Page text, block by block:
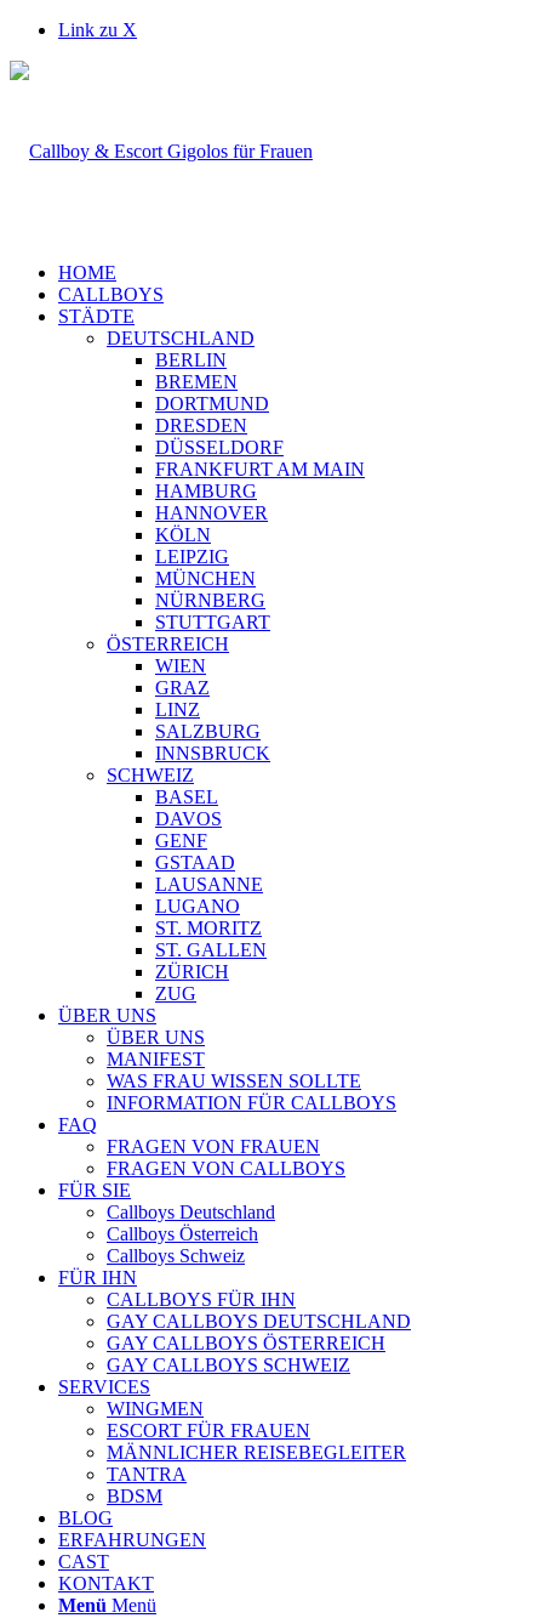
Link zu X
HOME
CALLBOYS
STÄDTE
DEUTSCHLAND
BERLIN
BREMEN
DORTMUND
DRESDEN
DÜSSELDORF
FRANKFURT AM MAIN
HAMBURG
HANNOVER
KÖLN
LEIPZIG
MÜNCHEN
NÜRNBERG
STUTTGART
ÖSTERREICH
WIEN
GRAZ
LINZ
SALZBURG
INNSBRUCK
SCHWEIZ
BASEL
DAVOS
GENF
GSTAAD
LAUSANNE
LUGANO
ST. MORITZ
ST. GALLEN
ZÜRICH
ZUG
ÜBER UNS
ÜBER UNS
MANIFEST
WAS FRAU WISSEN SOLLTE
INFORMATION FÜR CALLBOYS
FAQ
FRAGEN VON FRAUEN
FRAGEN VON CALLBOYS
FÜR SIE
Callboys Deutschland
Callboys Österreich
Callboys Schweiz
FÜR IHN
CALLBOYS FÜR IHN
GAY CALLBOYS DEUTSCHLAND
GAY CALLBOYS ÖSTERREICH
GAY CALLBOYS SCHWEIZ
SERVICES
WINGMEN
ESCORT FÜR FRAUEN
MÄNNLICHER REISEBEGLEITER
TANTRA
BDSM
BLOG
ERFAHRUNGEN
CAST
KONTAKT
Menü Menü